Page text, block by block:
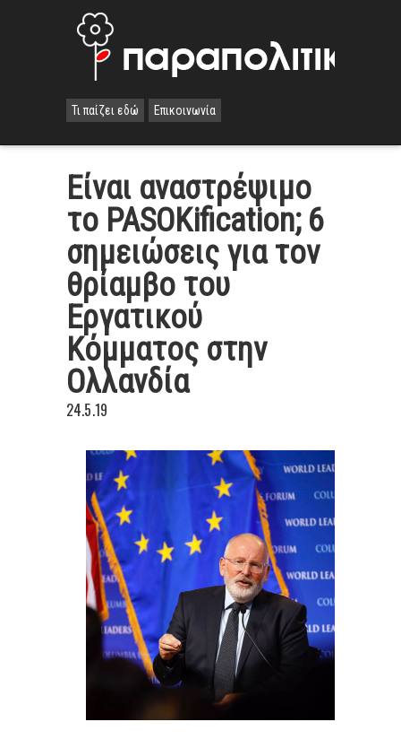
Τι παίζει εδώ Επικοινωνία
Είναι αναστρέψιμο
το PASOKification; 6
σημειώσεις για τον
θρίαμβο του
Εργατικού
Κόμματος στην
Ολλανδία
24.5.19